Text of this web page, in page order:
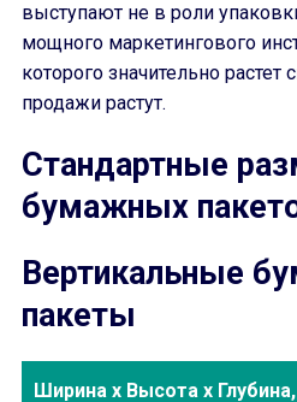
выступают не в роли
мощного маркетингового
которого значительно
продажи растут.
Стандартные
бумажных
Вертикальные
пакеты
Ширина х Высота х